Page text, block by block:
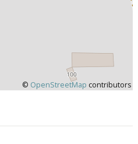
© OpenStreetMap contributors